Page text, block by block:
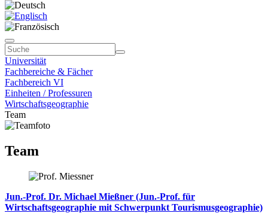
Universität
Fachbereiche & Fächer
Fachbereich VI
Einheiten / Professuren
Wirtschaftsgeographie
Team
Team
Jun.-Prof. Dr. Michael Mießner (Jun.-Prof. für
Wirtschaftsgeographie mit Schwerpunkt Tourismusgeographie)